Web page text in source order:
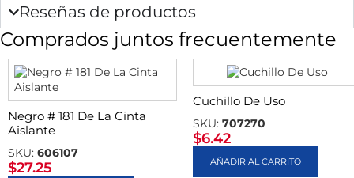
Reseñas de productos
Comprados juntos frecuentemente
Negro # 181 De La Cinta
Aislante
SKU: 606107
$27.25
Cuchillo De Uso
SKU: 707270
$6.42
AÑADIR AL CARRITO